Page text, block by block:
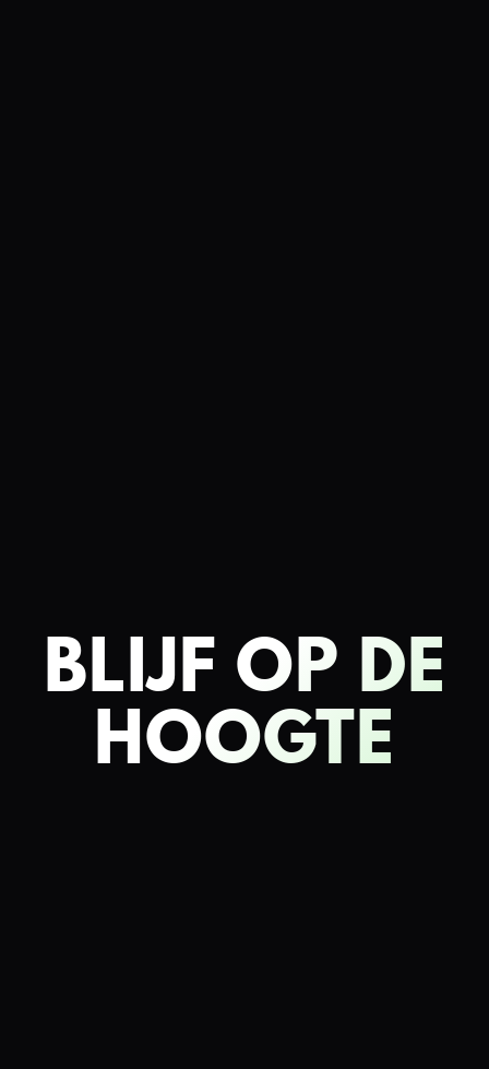
BLIJF OP DE
HOOGTE